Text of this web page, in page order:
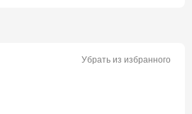
Убрать из избранного